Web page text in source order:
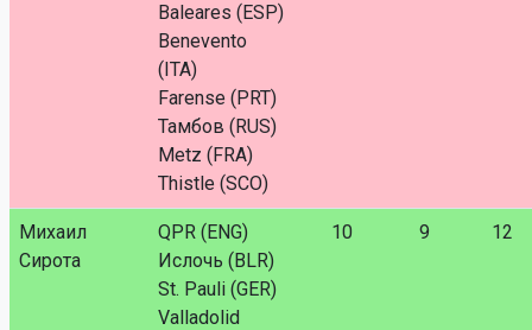
Baleares (ESP)
Benevento
(ITA)
Farense (PRT)
Тамбов (RUS)
Metz (FRA)
Thistle (SCO)
Михаил
Сирота
QPR (ENG)
Ислочь (BLR)
St. Pauli (GER)
Valladolid
10 9 12